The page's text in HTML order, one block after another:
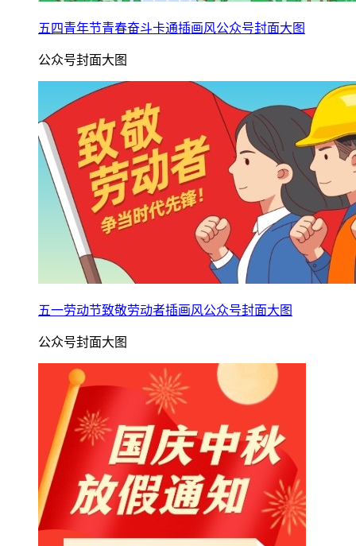
五四青年节青春奋斗卡通插画风公众号封面大图
公众号封面大图
五一劳动节致敬劳动者插画风公众号封面大图
公众号封面大图